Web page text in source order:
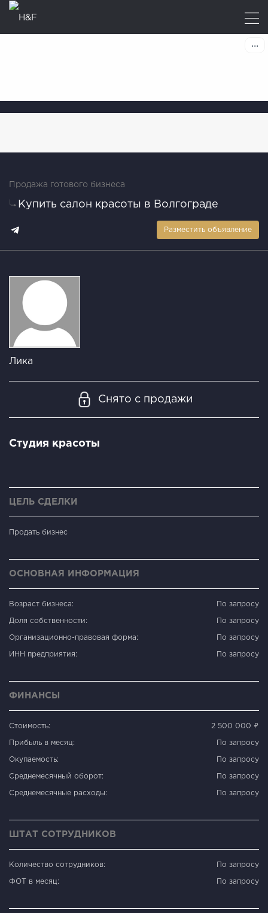
Продажа готового бизнеса
Купить салон красоты в Волгограде
Разместить объявление
Лика
Снято с продажи
Студия красоты
ЦЕЛЬ СДЕЛКИ
Продать бизнес
ОСНОВНАЯ ИНФОРМАЦИЯ
Возраст бизнеса: По запросу
Доля собственности: По запросу
Организационно-правовая форма: По запросу
ИНН предприятия: По запросу
ФИНАНСЫ
Стоимость: 2 500 000 ₽
Прибыль в месяц: По запросу
Окупаемость: По запросу
Среднемесячный оборот: По запросу
Среднемесячные расходы: По запросу
ШТАТ СОТРУДНИКОВ
Количество сотрудников: По запросу
ФОТ в месяц: По запросу